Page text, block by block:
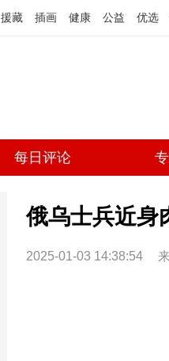
援藏 插画 健康 公益 优选
每日评论
俄乌士兵近身
2025-01-03 14:38:54